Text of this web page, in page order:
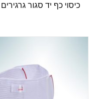
כיסוי כף יד סגור גרגירים